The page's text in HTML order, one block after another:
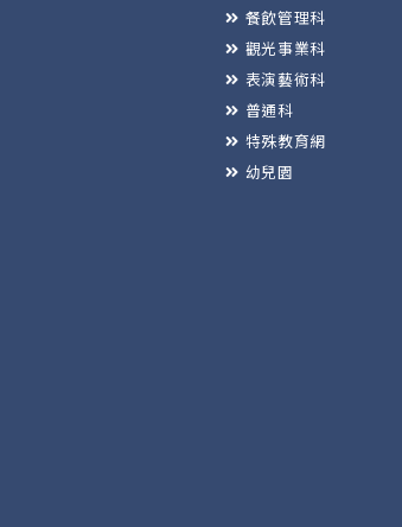
餐飲管理科
觀光事業科
表演藝術科
普通科
特殊教育網
幼兒園